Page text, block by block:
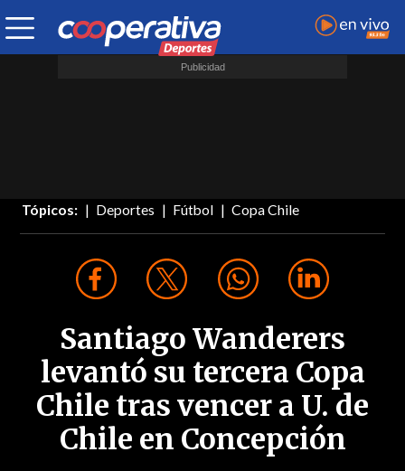
Tópicos: Deportes Fútbol Copa Chile
Santiago Wanderers
levantó su tercera Copa
Chile tras vencer a U. de
Chile en Concepción